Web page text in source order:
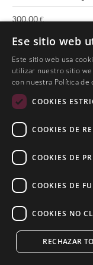
300,00 €
Ese sitio web
Este sitio web usa
utilizar nuestro sitio
con nuestra Política de
COOKIES
COOKIES DE
COOKIES DE
COOKIES DE
COOKIES NO
RECHAZAR